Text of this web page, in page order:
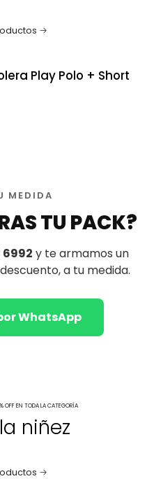
Play Polo + Short
MEDIDA
TU PACK?
6992 y te armamos un
a tu medida.
WhatsApp
OFF EN TODA LA CATEGORÍA
niñez